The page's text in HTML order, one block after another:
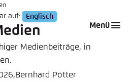
Menü
auf: Englisch
Medienbeiträge, in
,Bernhard Pötter
... und ... zu verwalten.
Webseite
Farbschema basierend
Wählen Sie aus,
für diese Webseite